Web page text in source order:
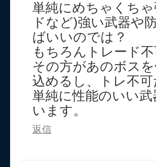
単純にめちゃくち
ドなど)強い武器や
ばいいのでは？
もちろんトレード不
その方があのボス
込めるし、トレ不
単純に性能のいい
います。
返信